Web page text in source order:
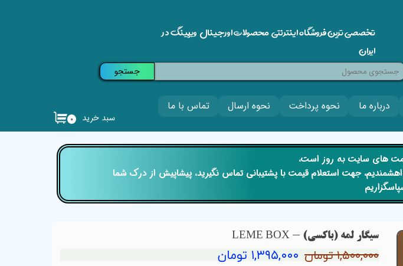
درباره ما نحوه پرداخت نحوه ارسال تماس با ما
۰ سبد خرید
تخصصی ترین فروشگاه اینترنتی محصولات اورجینال ویپینگ در
ایران
جستجو
سیگار لمه (باکسی) - LEME BOX
۱,۵۰۰,۰۰۰ تومان ۱,۳۹۵,۰۰۰ تومان
های سایت به روز است،
جهت استعلام قیمت با پشتیبانی تماس نگیرید، پیشاپیش از درک شما